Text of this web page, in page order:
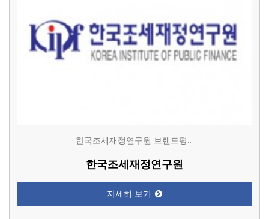
한국조세재정연구원 브랜드평…
한국조세재정연구원
자세히 보기